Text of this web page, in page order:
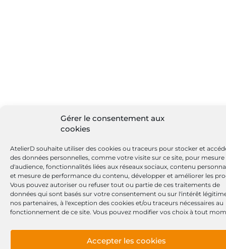
Gérer le consentement aux
cookies
AtelierD souhaite utiliser des cookies ou traceurs pour stocker et
des données personnelles, comme votre visite sur ce site, pour mesure
d'audience, fonctionnalités liées aux réseaux sociaux, contenu
et mesure de performance du contenu, développer et améliorer les
Vous pouvez autoriser ou refuser tout ou partie de ces traitements de
données qui sont basés sur votre consentement ou sur l'intérêt
nos partenaires, à l'exception des cookies et/ou traceurs nécessaires au
fonctionnement de ce site. Vous pouvez modifier vos choix à tout
Accepter les cookies